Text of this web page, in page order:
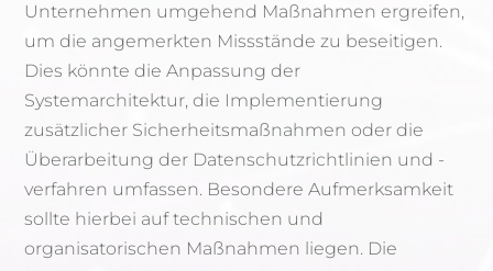
Unternehmen umgehend Maßnahmen ergreifen,
um die angemerkten Missstände zu beseitigen.
Dies könnte die Anpassung der
Systemarchitektur, die Implementierung
zusätzlicher Sicherheitsmaßnahmen oder die
Überarbeitung der Datenschutzrichtlinien und -
verfahren umfassen. Besondere Aufmerksamkeit
sollte hierbei auf technischen und
organisatorischen Maßnahmen liegen. Die